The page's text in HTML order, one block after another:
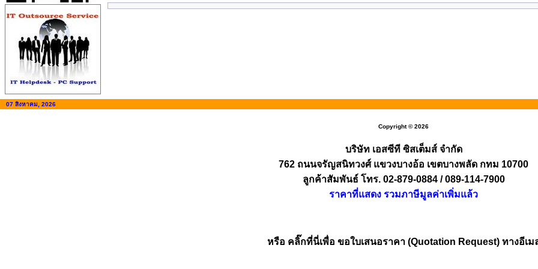
07 สิงหาคม, 2026
Copyright © 2026
บริษัท เอสซีที ซิสเต็มส์ จำกัด
762 ถนนจรัญสนิทวงศ์ แขวงบางอ้อ เขตบางพลัด กทม 10700
ลูกค้าสัมพันธ์ โทร. 02-879-0884 / 089-114-7900
ราคาที่แสดง รวมภาษีมูลค่าเพิ่มแล้ว
หรือ คลิ๊กที่นี่เพื่อ ขอใบเสนอราคา (Quotation Request) ทางอีเม